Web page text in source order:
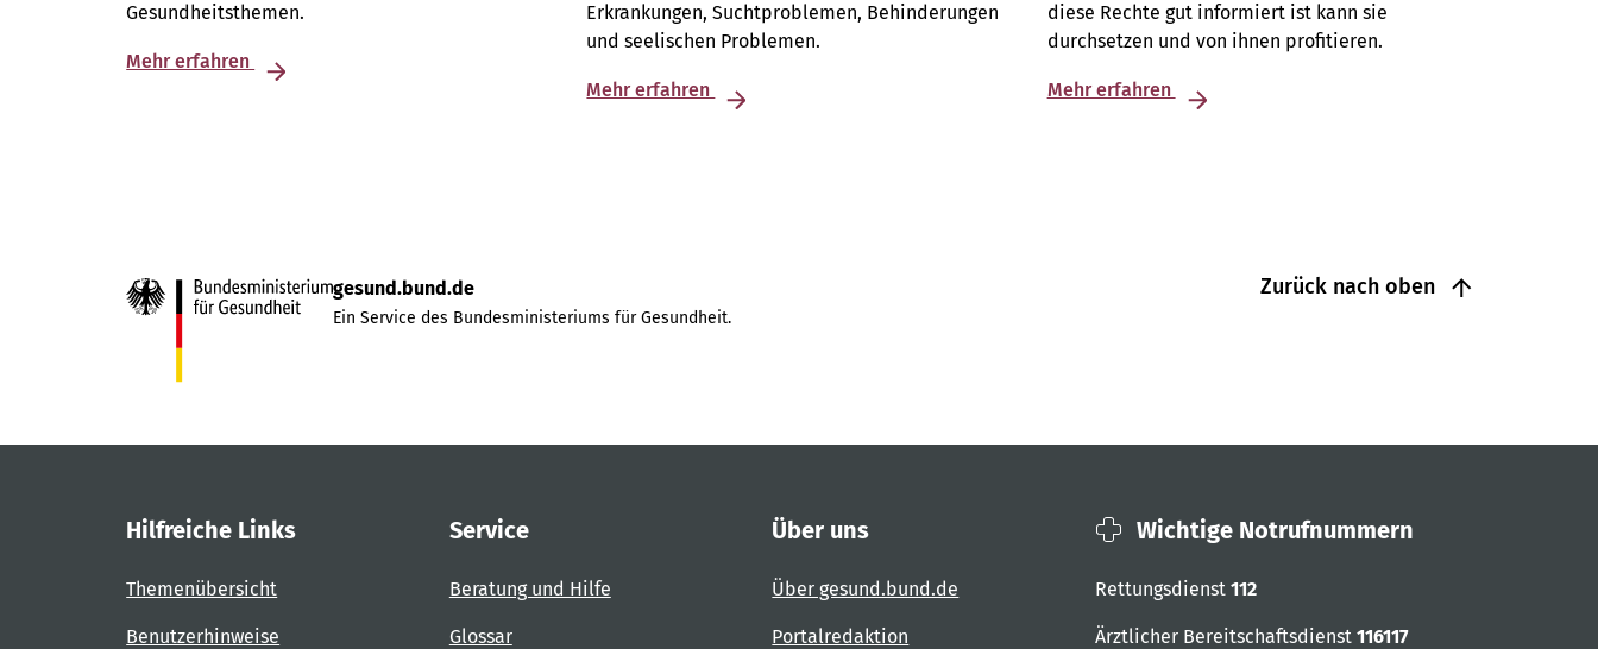
Gesundheitsthemen.
Mehr erfahren
Erkrankungen, Suchtproblemen, Behinderungen
und seelischen Problemen.
Mehr erfahren
diese Rechte gut informiert ist kann sie
durchsetzen und von ihnen profitieren.
Mehr erfahren
Zurück nach oben
gesund.bund.de
Ein Service des Bundesministeriums für Gesundheit.
Hilfreiche Links
Themenübersicht
Benutzerhinweise
Service
Beratung und Hilfe
Glossar
Über uns
Über gesund.bund.de
Portalredaktion
Wichtige Notrufnummern
Rettungsdienst 112
Ärztlicher Bereitschaftsdienst 116117